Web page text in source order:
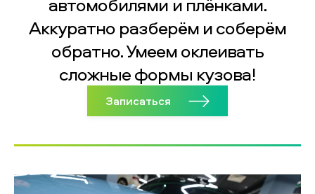
Аккуратно разберём и соберём
обратно. Умеем оклеивать
сложные формы кузова!
Записаться